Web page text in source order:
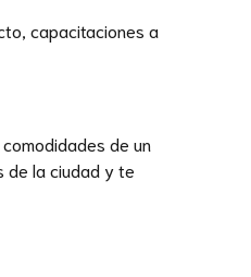
capacitaciones a
de un
de la ciudad y te